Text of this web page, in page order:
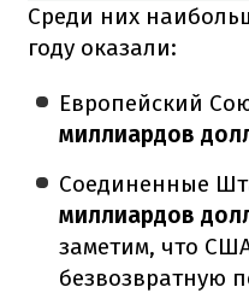
Среди них
году оказали:
Европейский
миллиардов
Соединенные
миллиардов
заметим, что
безвозвратную